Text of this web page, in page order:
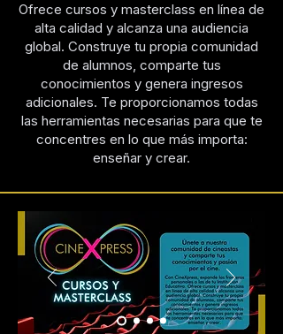
Ofrece cursos y masterclass en línea de
alta calidad y alcanza una audiencia
global. Construye tu propia comunidad
de alumnos, comparte tus
conocimientos y genera ingresos
adicionales. Te proporcionamos todas
las herramientas necesarias para que te
concentres en lo que más importa:
enseñar y crear.